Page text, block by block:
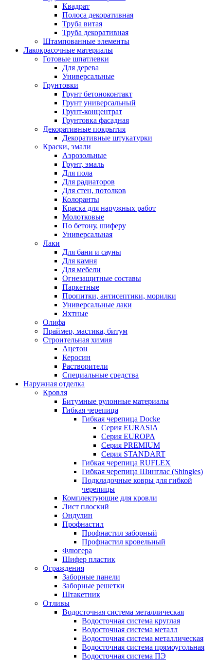
Квадрат
Полоса декоративная
Труба витая
Труба декоративная
Штампованные элементы
Лакокрасочные материалы
Готовые шпатлевки
Для дерева
Универсальные
Грунтовки
Грунт бетоноконтакт
Грунт универсальный
Грунт-концентрат
Грунтовка фасадная
Декоративные покрытия
Декоративные штукатурки
Краски, эмали
Аэрозольные
Грунт, эмаль
Для пола
Для радиаторов
Для стен, потолков
Колоранты
Краска для наружных работ
Молотковые
По бетону, шиферу
Универсальная
Лаки
Для бани и сауны
Для камня
Для мебели
Огнезащитные составы
Паркетные
Пропитки, антисептики, морилки
Универсальные лаки
Яхтные
Олифа
Праймер, мастика, битум
Строительная химия
Ацетон
Керосин
Растворители
Специальные средства
Наружная отделка
Кровля
Битумные рулонные материалы
Гибкая черепица
Гибкая черепица Docke
Серия EURASIA
Серия EUROPA
Серия PREMIUM
Серия STANDART
Гибкая черепица RUFLEX
Гибкая черепица Шинглас (Shingles)
Подкладочные ковры для гибкой
черепицы
Комплектующие для кровли
Лист плоский
Ондулин
Профнастил
Профнастил заборный
Профнастил кровельный
Флюгера
Шифер пластик
Ограждения
Заборные панели
Заборные решетки
Штакетник
Отливы
Водосточная система металлическая
Водосточная система круглая
Водосточная система металл
Водосточная система металлическая
Водосточная система прямоугольная
Водосточная система ПЭ